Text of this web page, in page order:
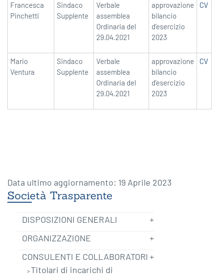
Francesca
Pinchetti
Sindaco
Supplente
Verbale
assemblea
Ordinaria del
29.04.2021
approvazione
bilancio
d’esercizio
2023
CV
Mario
Ventura
Sindaco
Supplente
Verbale
assemblea
Ordinaria del
29.04.2021
approvazione
bilancio
d’esercizio
2023
CV
Data ultimo aggiornamento: 19 Aprile 2023
Società Trasparente
DISPOSIZIONI GENERALI
ORGANIZZAZIONE
CONSULENTI E COLLABORATORI
Titolari di incarichi di